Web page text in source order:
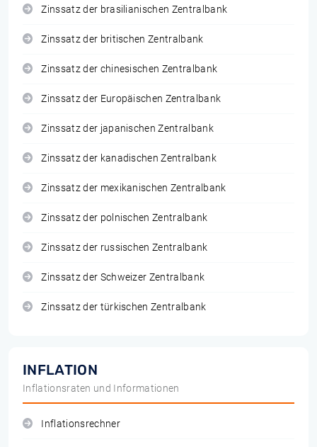
Zinssatz der brasilianischen Zentralbank
Zinssatz der britischen Zentralbank
Zinssatz der chinesischen Zentralbank
Zinssatz der Europäischen Zentralbank
Zinssatz der japanischen Zentralbank
Zinssatz der kanadischen Zentralbank
Zinssatz der mexikanischen Zentralbank
Zinssatz der polnischen Zentralbank
Zinssatz der russischen Zentralbank
Zinssatz der Schweizer Zentralbank
Zinssatz der türkischen Zentralbank
INFLATION
Inflationsraten und Informationen
Inflationsrechner